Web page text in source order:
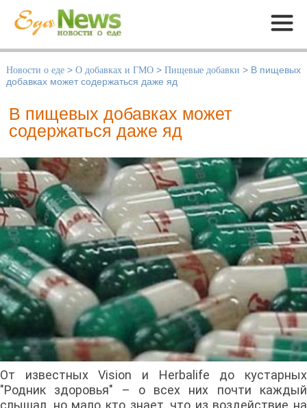
Меню
Новости о еде > О добавках и ГМО > Пищевые добавки > В пищевых
добавках может содержаться даже яд
В пищевых добавках может
содержаться даже яд
От известных Vision и Herbalife до кустарных
"Родник здоровья" – о всех них почти каждый
слышал, но мало кто знает, что из воздействие на